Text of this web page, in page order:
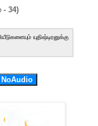
- 34)
யுதிஷ்டிரனுக்கு
NoAudio